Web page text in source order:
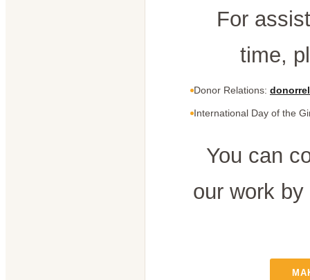
For
time,
Donor Relations:
International Day of the
You can
our work